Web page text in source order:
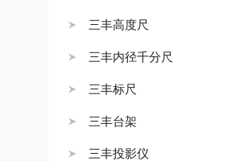
三丰高度尺
三丰内径千分尺
三丰标尺
三丰台架
三丰投影仪